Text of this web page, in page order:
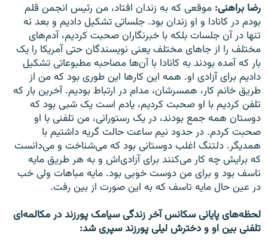
رضا براهنی: موقعی که به زندان افتاد، من رئیس انجمن قلم
بودم در کانادا و او زندان بود. جلساتی تشکیل دادیم و بعد نه
تنها در آن جلسات بلکه با خبرنگاران صحبت کردیم، آدم‌های
مختلف را از جاهای مختلف یعنی نویسندگان حتی آمریکا را یک
بار که آمده بودند به کانادا با آن‌ها مصاحبه مطبوعاتی تشکیل
دادیم برای آزادی او. همه این کار‌ها این طوری بود که من از
طریق خانم کار، همسرشان، مدام در ارتباط بودیم. آخرین بار که
تلفن کردیم با او صحبت کردیم، یادم است یک شبی بود که
دوستان همه جمع بودند، در یک رستورانی، من تلفنی با او
صحبت کردم. در حدود نیم ساعت حالت گریه داشتیم با
همدیگر. دلتنگ اغلب دوستانی بود که می‌شناخت و می‌دانست
که برایش چه کار می‌کنند برای آزادی‌اش و به هر طریق مایه
تاسف بود و برای من دوست خوبی بود. مایه مباهات ولی خب
در عین حال مایه تاسف که به این صورت از بین رفت.
لحظه‌های پایانی سکانس آخر زندگی سیامک پورزند در مکالمه‌ای
تلفنی بین او و دخترش لیلی پورزند سپری شد:‌